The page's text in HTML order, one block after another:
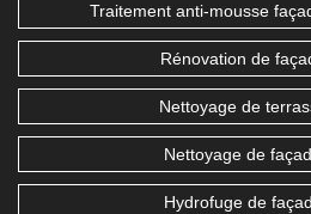
Traitement anti-mousse
Rénovation de
Nettoyage de
Nettoyage de
Hydrofuge de